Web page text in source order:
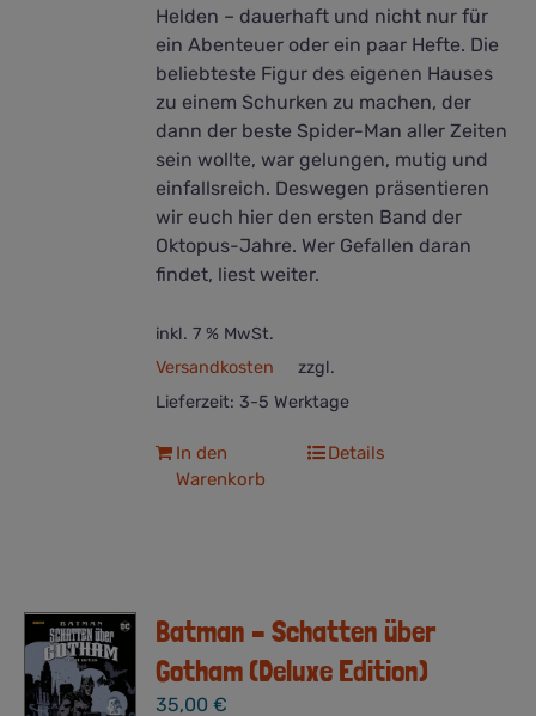
Helden – dauerhaft und nicht nur für
ein Abenteuer oder ein paar Hefte. Die
beliebteste Figur des eigenen Hauses
zu einem Schurken zu machen, der
dann der beste Spider-Man aller Zeiten
sein wollte, war gelungen, mutig und
einfallsreich. Deswegen präsentieren
wir euch hier den ersten Band der
Oktopus-Jahre. Wer Gefallen daran
findet, liest weiter.
inkl. 7 % MwSt.
zzgl.
Versandkosten
Lieferzeit: 3-5 Werktage
In den
Warenkorb
Details
Batman – Schatten über
Gotham (Deluxe Edition)
35,00€